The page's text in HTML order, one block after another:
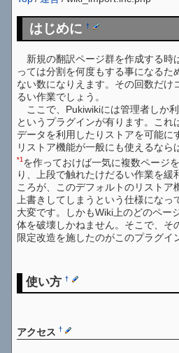
はじめに†
新規の翻訳ページ群を作成する時
っては分割を何度もする事になるた
ない数になりえます。その回数だけ
るい作業でしょう。
ここで、Pukiwikiには管理者しか
というプラグインが有ります。これ
データを利用したりストアを可能に
リストア機能が一般にも使えるな
*1 を作っておけば一気に複数ページ
り、上段で触れたけだるい作業を緩
ころが、このデフォルトのリストア
上書きしてしまうという仕様になっ
大変です。しかもWiki上のどのペー
体を破壊しかねません。そこで、そ
限定改造を施したのがこのプラグイ
使い方†
アクセス†